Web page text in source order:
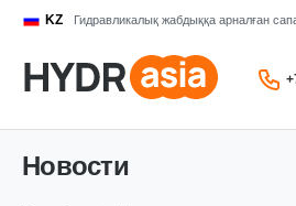
KZ Гидравликалық жабдыққа арналған
Новости